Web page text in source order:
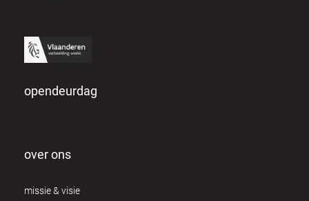
opendeurdag
over ons
missie & visie